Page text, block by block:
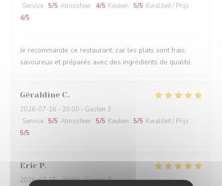
Service : 5/5 Atmosfeer : 4/5 Keuken : 5/5 Kwaliteit / Prijs :
4/5
Je recommande ce restaurant, car les plats sont frais,
savoureux et préparés avec des ingrédients de qualité.
Géraldine C
2026-07-16 - 20:00 - Gasten 3
Service : 5/5 Atmosfeer : 5/5 Keuken : 5/5 Kwaliteit / Prijs :
5/5
Eric P
2026-07-15- 20:00 - Gasten 3